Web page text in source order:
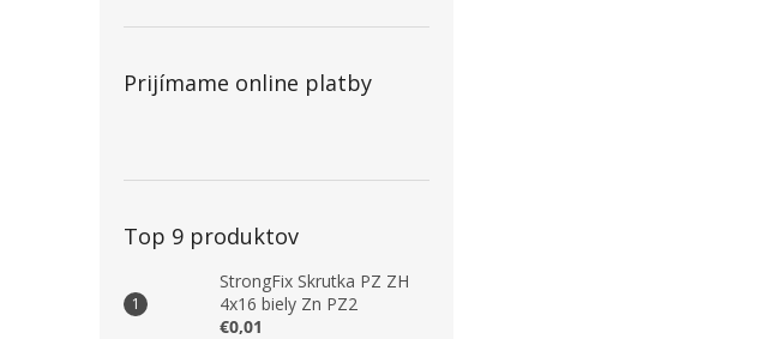
Prijímame online platby
Top 9 produktov
StrongFix Skrutka PZ ZH
4x16 biely Zn PZ2
€0,01